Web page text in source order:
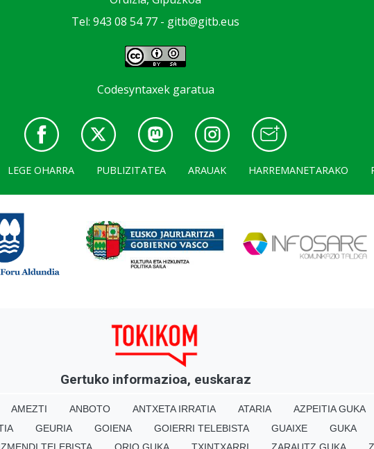
Tel: 943 08 54 77 - gitb@gitb.eus
Codesyntaxek garatua
LEGE OHARRA PUBLIZITATEA ARAUAK HARREMANETARAKO
Gertuko informazioa, euskaraz
AMEZTI ANBOTO ANTXETA IRRATIA ATARIA AZPEITIA GUKA
GEURIA GOIENA GOIERRI TELEBISTA GUAIXE GUKA